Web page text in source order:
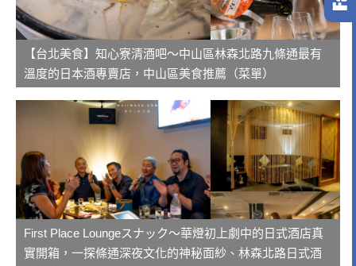
【台北美食】知心寮清酒吧～中山區林森北路九條通最有
溫度的日本酒專賣店，中山區美食推薦（菜單）
First Place Loungeスナック～華燈初上劇中的日式酒店真
實開箱，一探條通深夜文化的神秘面紗、林森北路日式酒